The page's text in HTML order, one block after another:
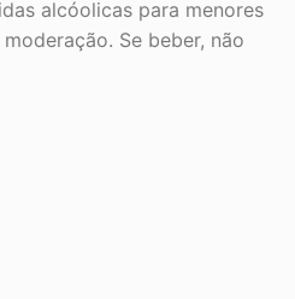
alcóolicas para menores
Se beber, não